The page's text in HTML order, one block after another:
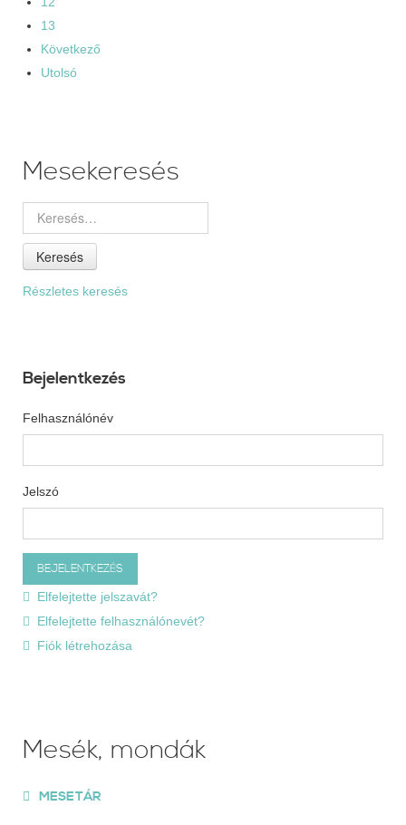
13
Következő
Utolsó
Mesekeresés
Keresés
Részletes keresés
Bejelentkezés
Felhasználónév
Jelszó
Elfelejtette jelszavát?
Elfelejtette felhasználónevét?
Fiók létrehozása
Mesék, mondák
MESETÁR